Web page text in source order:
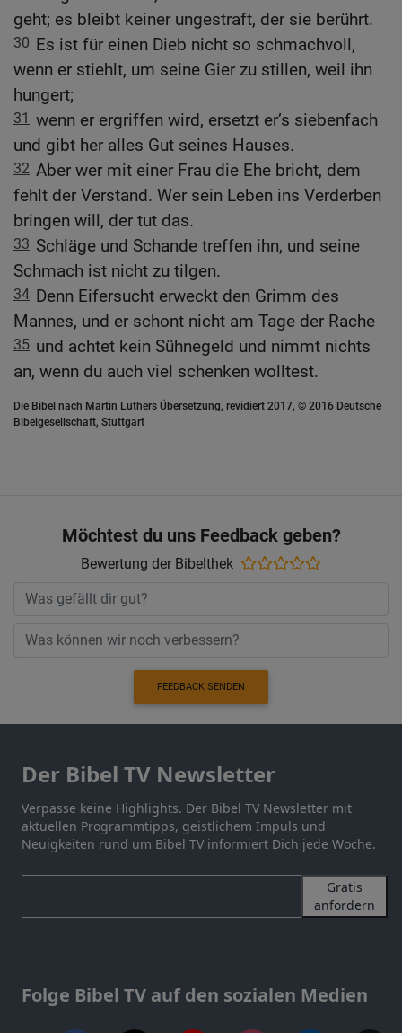
geht; es bleibt keiner ungestraft, der sie berührt.
30 Es ist für einen Dieb nicht so schmachvoll,
wenn er stiehlt, um seine Gier zu stillen, weil ihn
hungert;
31 wenn er ergriffen wird, ersetzt er’s siebenfach
und gibt her alles Gut seines Hauses.
32 Aber wer mit einer Frau die Ehe bricht, dem
fehlt der Verstand. Wer sein Leben ins Verderben
bringen will, der tut das.
33 Schläge und Schande treffen ihn, und seine
Schmach ist nicht zu tilgen.
34 Denn Eifersucht erweckt den Grimm des
Mannes, und er schont nicht am Tage der Rache
35 und achtet kein Sühnegeld und nimmt nichts
an, wenn du auch viel schenken wolltest.
Die Bibel nach Martin Luthers Übersetzung, revidiert 2017, © 2016 Deutsche
Bibelgesellschaft, Stuttgart
Möchtest du uns Feedback geben?
Bewertung der Bibelthek
FEEDBACK SENDEN
Der Bibel TV Newsletter
Verpasse keine Highlights. Der Bibel TV Newsletter mit
aktuellen Programmtipps, geistlichem Impuls und
Neuigkeiten rund um Bibel TV informiert Dich jede Woche.
Gratis
anfordern
Folge Bibel TV auf den sozialen Medien